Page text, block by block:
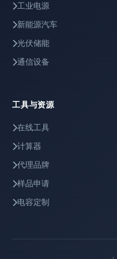
工业电源
新能源汽车
光伏储能
通信设备
工具与资源
在线工具
计算器
代理品牌
样品申请
电容定制